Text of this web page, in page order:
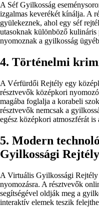
A Séf Gyilkosság
izgalmas keverékét kínálja. A
gyülekeznek, ahol egy séf
utasoknak különböző
nyomoznak a gyilkosság
4. Történelmi
A Vérfürdői Rejtély egy
résztvevők középkori
magába foglalja a korabeli
résztvevők nemcsak a
egész középkori atmoszférát is
5. Modern
Gyilkossági Rejtély
A Virtuális Gyilkossági Rejtély
nyomozásra. A résztvevők
segítségével oldják meg a
interaktív elemek teszik